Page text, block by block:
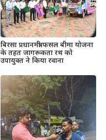
बिरसा प्रधानमंत्री फसल बीमा योजना
के तहत जागरूकता रथ को
उपायुक्त ने किया रवाना